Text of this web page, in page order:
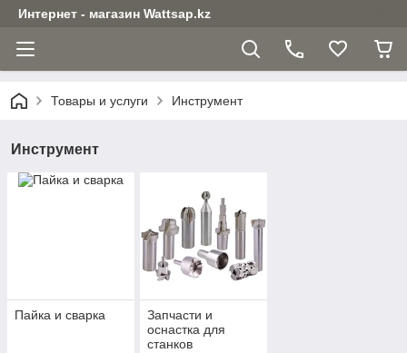
Интернет - магазин Wattsap.kz
Товары и услуги Инструмент
Инструмент
Пайка и сварка
Запчасти и
оснастка для
станков